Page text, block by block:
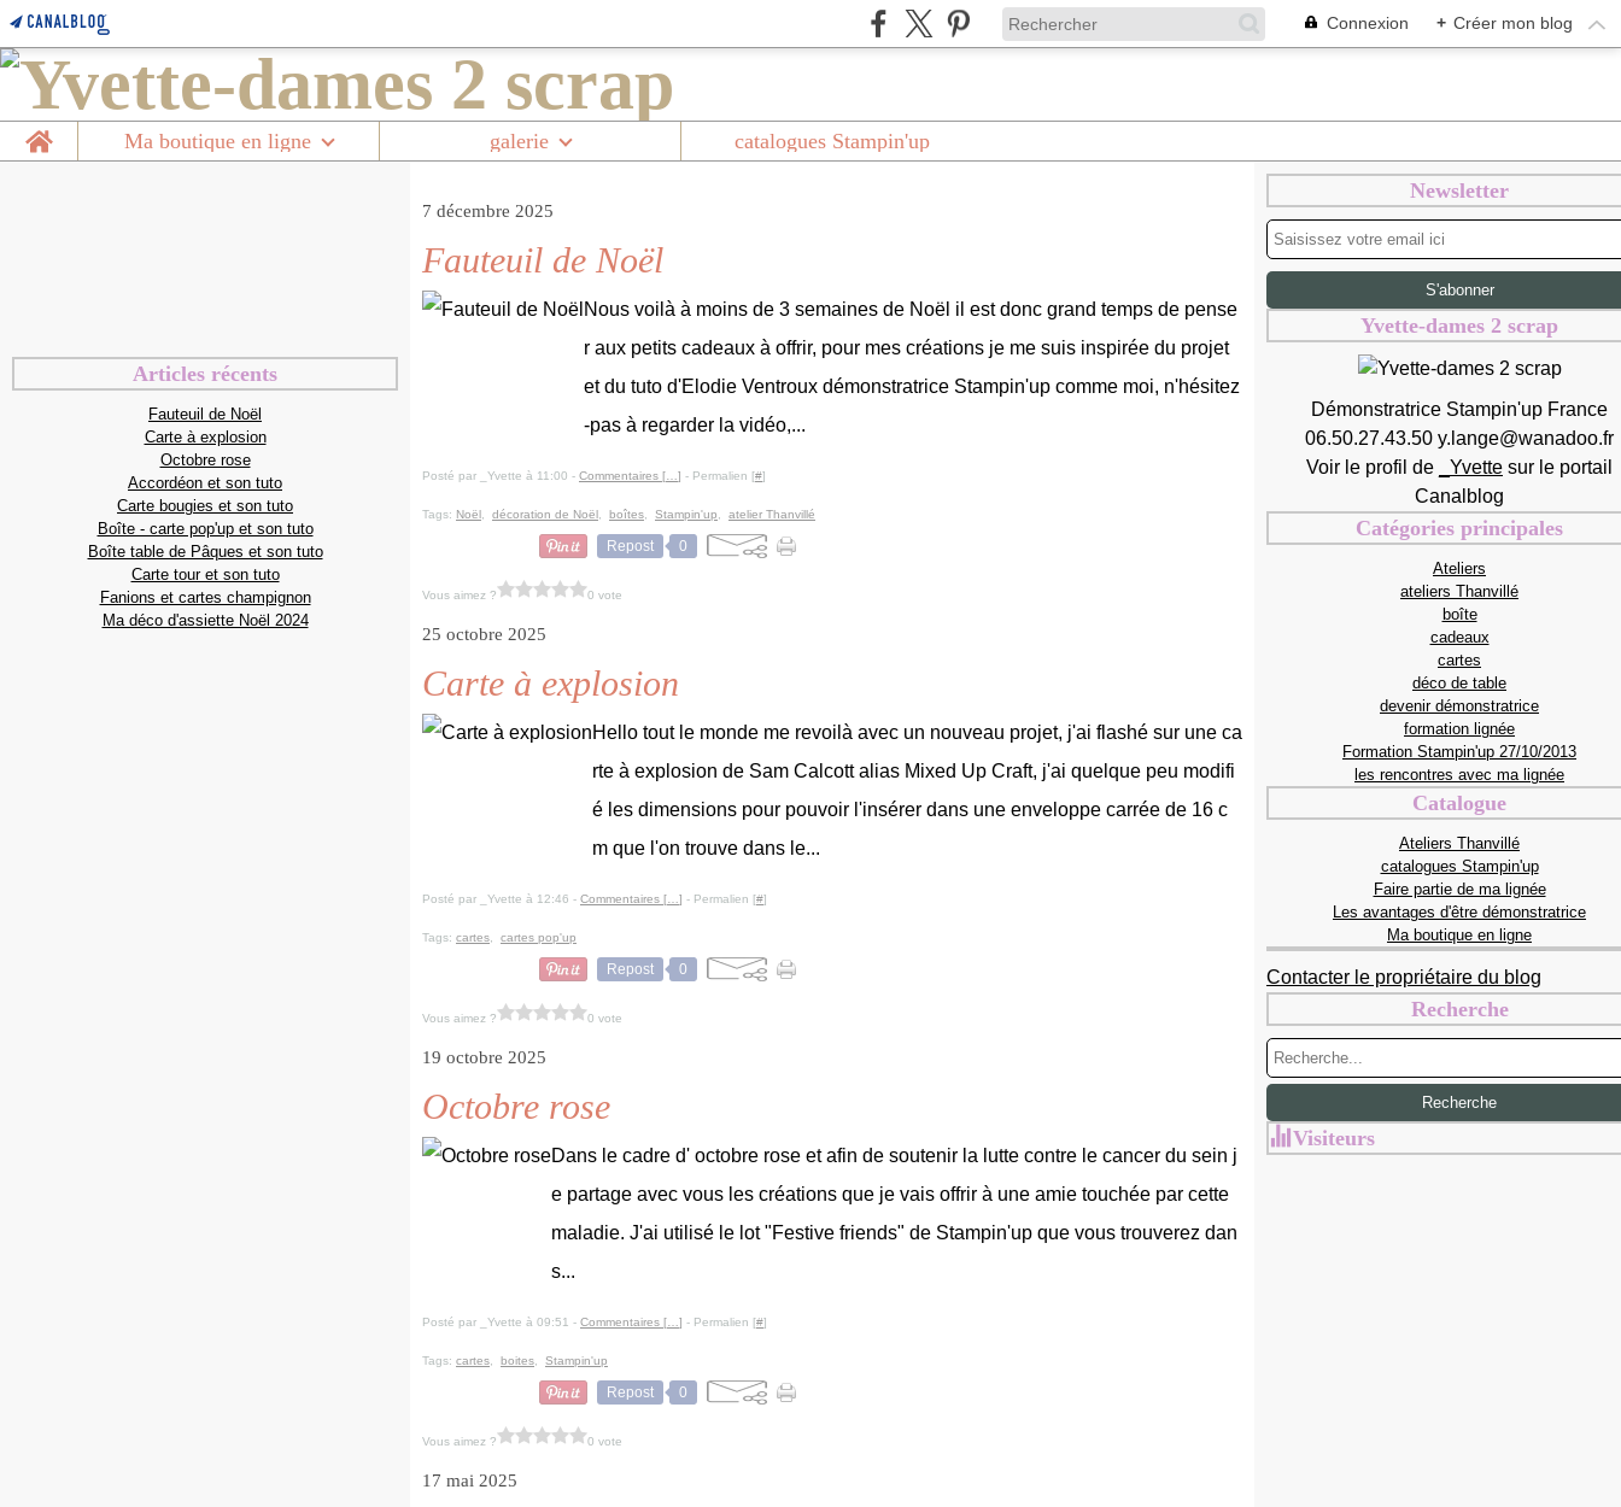
Connexion + Créer mon blog
Home Ma boutique en ligne galerie catalogues Stampin'up
Articles récents
Fauteuil de Noël
Carte à explosion
Octobre rose
Accordéon et son tuto
Carte bougies et son tuto
Boîte - carte pop'up et son tuto
Boîte table de Pâques et son tuto
Carte tour et son tuto
Fanions et cartes champignon
Ma déco d'assiette Noël 2024
7 décembre 2025
Fauteuil de Noël
Nous voilà à moins de 3 semaines de Noël il est donc grand temps de pense
r aux petits cadeaux à offrir, pour mes créations je me suis inspirée du projet
et du tuto d'Elodie Ventroux démonstratrice Stampin'up comme moi, n'hésitez
-pas à regarder la vidéo,...
Posté par _Yvette à 11:00 - Commentaires [ ] - Permalien [#]
Tags: Noël décoration de Noël boîtes Stampin'up atelier Thanvillé
Repost 0
Vous aimez ? 0 vote
25 octobre 2025
Carte à explosion
Hello tout le monde me revoilà avec un nouveau projet, j'ai flashé sur une ca
rte à explosion de Sam Calcott alias Mixed Up Craft, j'ai quelque peu modifi
é les dimensions pour pouvoir l'insérer dans une enveloppe carrée de 16 c
m que l'on trouve dans le...
Posté par _Yvette à 12:46 - Commentaires [ ] - Permalien [#]
Tags: cartes cartes pop'up
Repost 0
Vous aimez ? 0 vote
19 octobre 2025
Octobre rose
Dans le cadre d' octobre rose et afin de soutenir la lutte contre le cancer du sein j
e partage avec vous les créations que je vais offrir à une amie touchée par cette
maladie. J'ai utilisé le lot "Festive friends" de Stampin'up que vous trouverez dan
s...
Posté par _Yvette à 09:51 - Commentaires [ ] - Permalien [#]
Tags: cartes boites Stampin'up
Repost 0
Vous aimez ? 0 vote
17 mai 2025
Newsletter
Yvette-dames 2 scrap
Démonstratrice Stampin'up France
06.50.27.43.50 y.lange@wanadoo.fr
Voir le profil de
_Yvette sur le portail
Canalblog
Catégories principales
Ateliers
ateliers Thanvillé
boîte
cadeaux
cartes
déco de table
devenir démonstratrice
formation lignée
Formation Stampin'up 27/10/2013
les rencontres avec ma lignée
Catalogue
Ateliers Thanvillé
catalogues Stampin'up
Faire partie de ma lignée
Les avantages d'être démonstratrice
Ma boutique en ligne
Contacter le propriétaire du blog
Recherche
Visiteurs